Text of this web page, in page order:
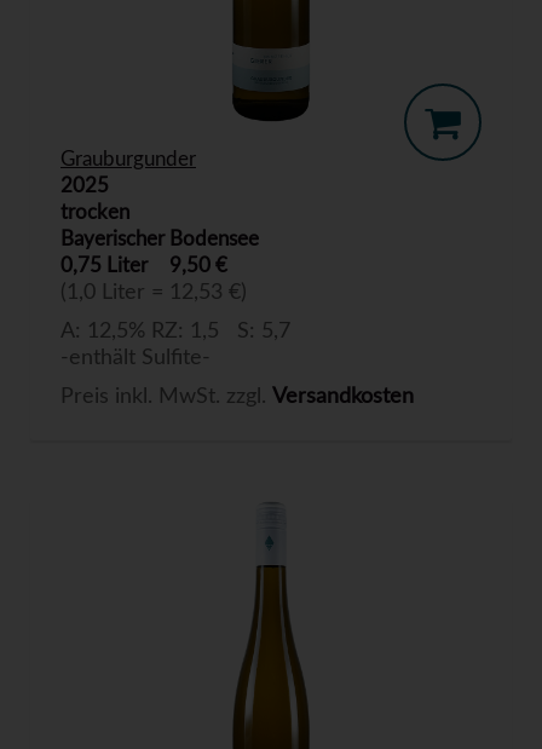
Grauburgunder
2025
trocken
Bayerischer Bodensee
0,75 Liter
9,50 €
(1,0 Liter = 12,53 €)
A: 12,5% RZ: 1,5 S: 5,7
-enthält Sulfite-
Preis inkl. MwSt. zzgl. Versandkosten